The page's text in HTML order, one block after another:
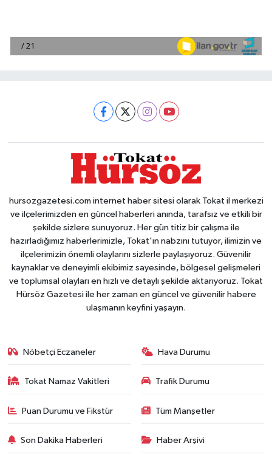
hursozgazetesi.com internet haber sitesi olarak Tokat il merkezi
ve ilçelerimizden en güncel haberleri anında, tarafsız ve etkili bir
şekilde sizlere sunuyoruz. Her gün titiz bir çalışma ile
hazırladığımız haberlerimizle, Tokat'ın nabzını tutuyor, ilimizin ve
ilçelerimizin önemli olaylarını sizlerle paylaşıyoruz. Güvenilir
kaynaklar ve deneyimli ekibimiz sayesinde, bölgesel gelişmeleri
ve toplumsal olayları en hızlı ve detaylı şekilde aktarıyoruz. Tokat
Hürsöz Gazetesi ile her zaman en güncel ve güvenilir habere
ulaşmanın keyfini yaşayın.
Nöbetçi Eczaneler Hava Durumu
Tokat Namaz Vakitleri Trafik Durumu
Puan Durumu ve Fikstür Tüm Manşetler
Son Dakika Haberleri Haber Arşivi